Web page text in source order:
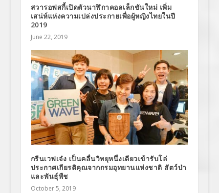
สวารอฟสกี้เปิดตัวนาฬิกาคอลเล็กชันใหม่ เพิ่ม
เสน่ห์แห่งความเปล่งประกายเพื่อผู้หญิงไทยในปี
2019
June 22, 2019
กรีนเวฟเจ๋ง เป็นคลื่นวิทยุหนึ่งเดียวเข้ารับโล่
ประกาศเกียรติคุณจากกรมอุทยานแห่งชาติ สัตว์ป่า
และพันธุ์พืช
October 5, 2019